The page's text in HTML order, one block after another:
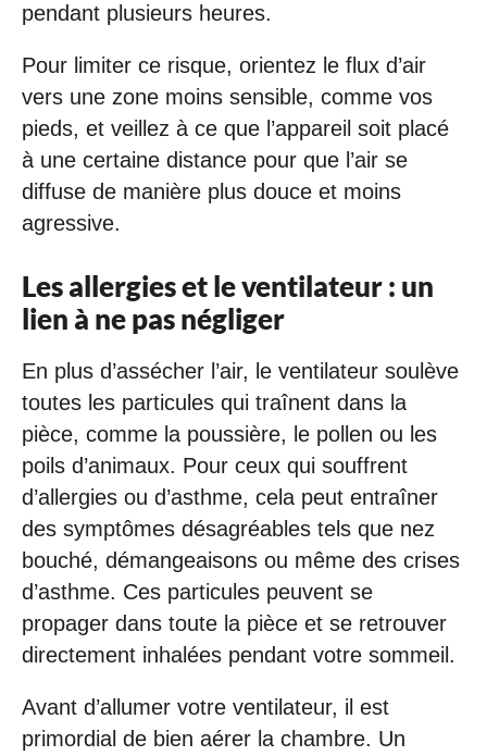
pendant plusieurs heures.
Pour limiter ce risque, orientez le flux d’air
vers une zone moins sensible, comme vos
pieds, et veillez à ce que l’appareil soit placé
à une certaine distance pour que l’air se
diffuse de manière plus douce et moins
agressive.
Les allergies et le ventilateur : un
lien à ne pas négliger
En plus d’assécher l’air, le ventilateur soulève
toutes les particules qui traînent dans la
pièce, comme la poussière, le pollen ou les
poils d’animaux. Pour ceux qui souffrent
d’allergies ou d’asthme, cela peut entraîner
des symptômes désagréables tels que nez
bouché, démangeaisons ou même des crises
d’asthme. Ces particules peuvent se
propager dans toute la pièce et se retrouver
directement inhalées pendant votre sommeil.
Avant d’allumer votre ventilateur, il est
primordial de bien aérer la chambre. Un